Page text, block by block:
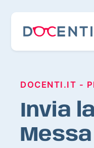
DOCENTI.IT -
Invia